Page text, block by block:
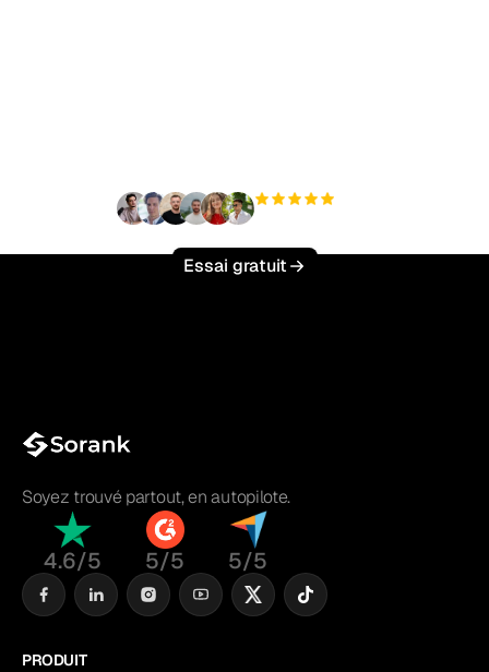
Essai gratuit
Soyez trouvé partout, en autopilote.
4.6/5 5/5 5/5
PRODUIT